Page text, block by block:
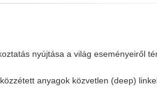
nyújtása a világ eseményeiről
anyagok közvetlen (deep)